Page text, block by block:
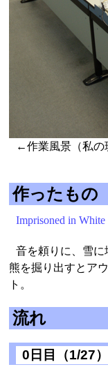
←作業風景（私の
作ったもの
Imprisoned in White
音を頼りに、雪に
熊を掘り出すとア
ト。
流れ
0日目（1/27）